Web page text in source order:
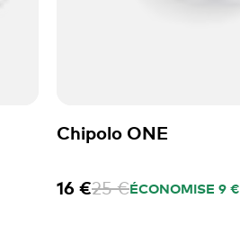
Chipolo ONE
16 €25 €ÉCONOMISE 9 €